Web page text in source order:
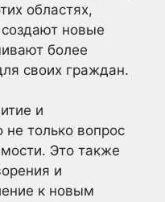
областях,
новые
более
своих граждан.
и
не только вопрос
Это также
и
к новым